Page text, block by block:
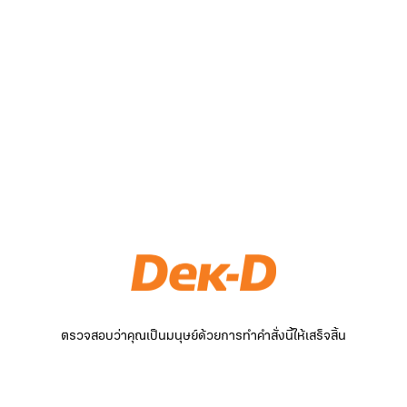
ตรวจสอบว่าคุณเป็นมนุษย์ด้วยการทำคำสั่งนี้ให้เสร็จสิ้น